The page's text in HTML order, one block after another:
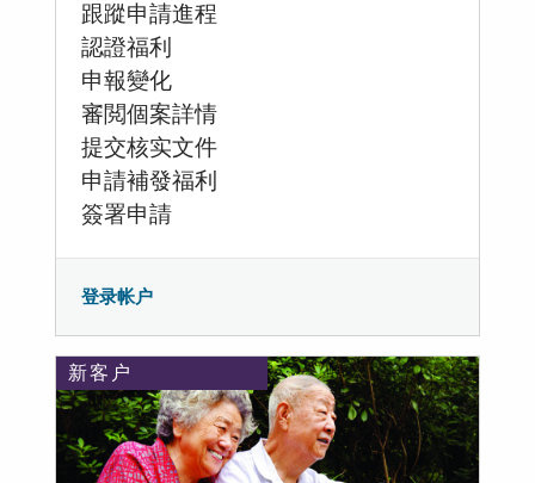
跟蹤申請進程
認證福利
申報變化
審閲個案詳情
提交核实文件
申請補發福利
簽署申請
登录帐户
新客户